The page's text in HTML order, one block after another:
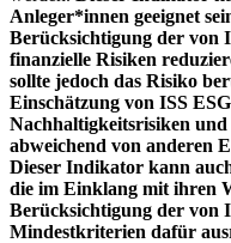
Anleger*innen geeignet
Berücksichtigung der von
finanzielle Risiken
sollte jedoch das Risiko
Einschätzung von ISS
Nachhaltigkeitsrisiken und
abweichend von anderen
Dieser Indikator kann
die im Einklang mit ihren
Berücksichtigung der von
Mindestkriterien dafür